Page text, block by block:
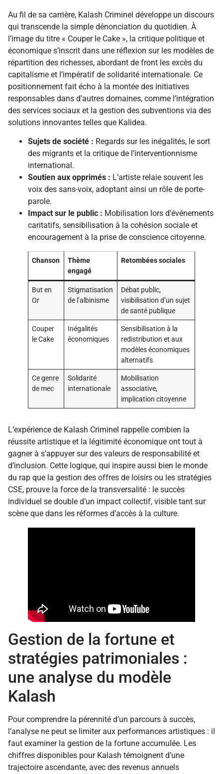
Au fil de sa carrière, Kalash Criminel développe un discours
qui transcende la simple dénonciation du quotidien. À
l’image du titre « Couper le Cake », la critique politique et
économique s’inscrit dans une réflexion sur les modèles de
répartition des richesses, abordant de front les excès du
capitalisme et l’impératif de solidarité internationale. Ce
positionnement fait écho à la montée des initiatives
responsables dans d’autres domaines, comme l’intégration
des services sociaux et la gestion des subventions via des
solutions innovantes telles que Kalidea.
Sujets de société : Regards sur les inégalités, le sort
des migrants et la critique de l’interventionnisme
international.
Soutien aux opprimés : L’artiste relaie souvent les
voix des sans-voix, adoptant ainsi un rôle de porte-
parole.
Impact sur le public : Mobilisation lors d’événements
caritatifs, sensibilisation à la cohésion sociale et
encouragement à la prise de conscience citoyenne.
Chanson
Thème
engagé
Retombées sociales
But en
Or
Stigmatisation
de l’albinisme
Débat public,
visibilisation d’un sujet
de santé publique
Couper
le Cake
Inégalités
économiques
Sensibilisation à la
redistribution et aux
modèles économiques
alternatifs
Ce genre
de mec
Solidarité
internationale
Mobilisation
associative,
implication citoyenne
L’expérience de Kalash Criminel rappelle combien la
réussite artistique et la légitimité économique ont tout à
gagner à s’appuyer sur des valeurs de responsabilité et
d’inclusion. Cette logique, qui inspire aussi bien le monde
du rap que la gestion des offres de loisirs ou les stratégies
CSE, prouve la force de la transversalité : le succès
individuel se double d’un impact collectif, visible tant sur
scène que dans les réformes d’accès à la culture.
Gestion de la fortune et
stratégies patrimoniales :
une analyse du modèle
Kalash
Pour comprendre la pérennité d’un parcours à succès,
l’analyse ne peut se limiter aux performances artistiques : il
faut examiner la gestion de la fortune accumulée. Les
chiffres disponibles pour Kalash témoignent d’une
trajectoire ascendante, avec des revenus annuels